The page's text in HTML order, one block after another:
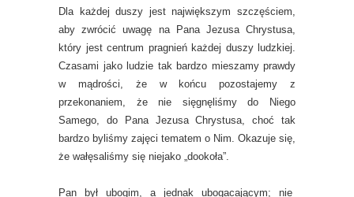
Dla każdej duszy jest największym szczęściem,
aby zwrócić uwagę na Pana Jezusa Chrystusa,
który jest centrum pragnień każdej duszy ludzkiej.
Czasami jako ludzie tak bardzo mieszamy prawdy
w mądrości, że w końcu pozostajemy z
przekonaniem, że nie sięgnęliśmy do Niego
Samego, do Pana Jezusa Chrystusa, choć tak
bardzo byliśmy zajęci tematem o Nim. Okazuje się,
że wałęsaliśmy się niejako „dookoła”.
Pan był ubogim, a jednak ubogacającym; nie